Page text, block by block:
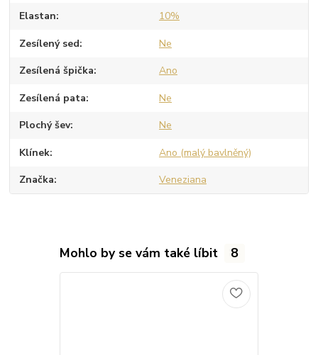
Elastan 10%
Zesílený sed Ne
Zesílená špička Ano
Zesílená pata Ne
Plochý šev Ne
Klínek Ano (malý bavlněný)
Značka Veneziana
Mohlo by se vám také líbit 8